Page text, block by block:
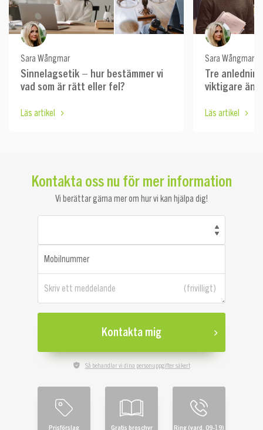
Sara Wångmar
Sinnelagsetik – hur bestämmer vi
vad som är rätt eller fel?
Läs artikel
Sara Wångmar
Tre
viktigare än
Läs artikel
Kontakta oss nu för mer information
Vi berättar gärna mer om hur vi kan hjälpa dig!
Mobilnummer
Skriv ett meddelande
Kontakta mig
Så behandlar vi dina personuppgifter säkert
Prisförslag Gratis broschyr Ring (vard. 09-19)